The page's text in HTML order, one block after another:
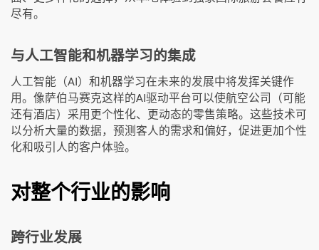
尽有。
与人工智能和机器学习的集成
人工智能（AI）和机器学习在未来的发展中将发挥关键作
用。像萨伯马赛克这样的AI驱动平台可以使航空公司（可能
还有酒店）采用更个性化、更动态的零售策略。这些技术可
以分析大量的数据，预测客人的需求和偏好，促进更加个性
化和吸引人的客户体验。
对整个行业的影响
跨行业发展